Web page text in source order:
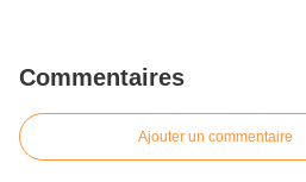
Commentaires
Ajouter un commentaire